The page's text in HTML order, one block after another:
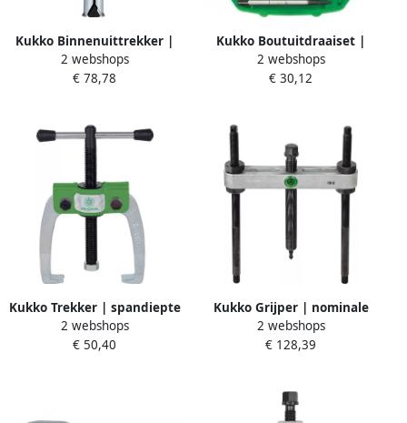
Kukko Binnenuittrekker |
voor gaten d. 14-19 mm | 1
stuk 21-2
2 webshops
€ 78,78
Kukko Boutuitdraaiset |
M3-M24 | 6-delig |
nominale grootte 1 2 3 4 5 6
2 webshops
€ 30,12
Kukko Trekker | spandiepte
50 mm | spanwijdte 60 mm
| 1 T | 1 stuk 43-1
2 webshops
€ 50,40
Kukko Grijper | nominale
grootte 1 | spanwijdte 60-
150 mm | 1 stuk 18-1
2 webshops
€ 128,39